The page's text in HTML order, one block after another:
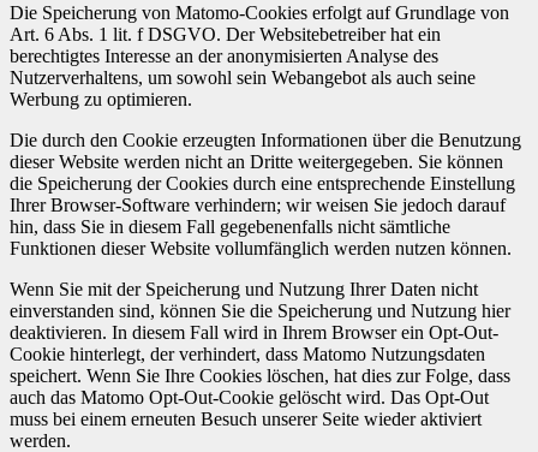
Die Speicherung von Matomo-Cookies erfolgt auf Grundlage von
Art. 6 Abs. 1 lit. f DSGVO. Der Websitebetreiber hat ein
berechtigtes Interesse an der anonymisierten Analyse des
Nutzerverhaltens, um sowohl sein Webangebot als auch seine
Werbung zu optimieren.
Die durch den Cookie erzeugten Informationen über die Benutzung
dieser Website werden nicht an Dritte weitergegeben. Sie können
die Speicherung der Cookies durch eine entsprechende Einstellung
Ihrer Browser-Software verhindern; wir weisen Sie jedoch darauf
hin, dass Sie in diesem Fall gegebenenfalls nicht sämtliche
Funktionen dieser Website vollumfänglich werden nutzen können.
Wenn Sie mit der Speicherung und Nutzung Ihrer Daten nicht
einverstanden sind, können Sie die Speicherung und Nutzung hier
deaktivieren. In diesem Fall wird in Ihrem Browser ein Opt-Out-
Cookie hinterlegt, der verhindert, dass Matomo Nutzungsdaten
speichert. Wenn Sie Ihre Cookies löschen, hat dies zur Folge, dass
auch das Matomo Opt-Out-Cookie gelöscht wird. Das Opt-Out
muss bei einem erneuten Besuch unserer Seite wieder aktiviert
werden.